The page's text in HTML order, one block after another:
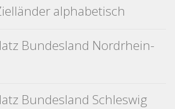
alphabetisch
Bundesland Nordrhein-
Bundesland Schleswig